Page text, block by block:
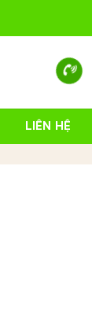
LIÊN HỆ